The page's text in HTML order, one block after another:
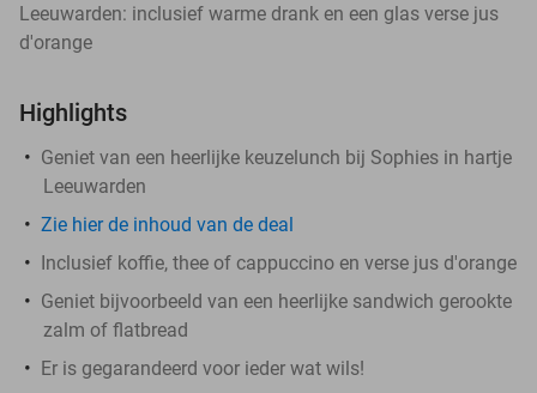
Leeuwarden: inclusief warme drank en een glas verse jus
d'orange
Highlights
Geniet van een heerlijke keuzelunch bij Sophies in hartje
Leeuwarden
Zie hier de inhoud van de deal
Inclusief koffie, thee of cappuccino en verse jus d'orange
Geniet bijvoorbeeld van een heerlijke sandwich gerookte
zalm of flatbread
Er is gegarandeerd voor ieder wat wils!